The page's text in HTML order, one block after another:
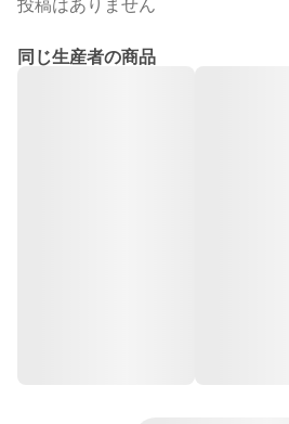
投稿はありません
同じ生産者の商品